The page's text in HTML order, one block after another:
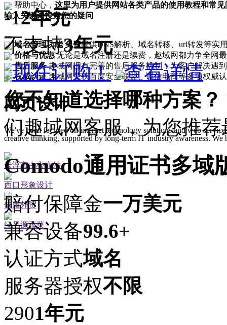
帮助中心， 这里为用户提供网站各类产品的使用教程和常
输入关键词搜索您的疑问
域名管理功能 免费提供DNS解析、域名转移、url转发等实
价格与优惠无论是域名注册还是续费，趣域网都力争全网
售后服务趣域网拥有完善的售后服务机制，为客户解决遇
权威认证趣域网荣获百度安全联盟、诚信电商等多项权威
网页设计
We've been focused on internet technology solutions and web
creative thinking, supported by long-term IT industry awareness.
云浮市中心血站
西口形象设计
依露外贸
绿品源蔬菜
-12年元
不支持3年元
现在订购！
查看详情
您不知道选择哪种方案？
们趣域网客服，为您推
Comodo通用证书多域
赔付保障金一万美元
兼容设备99.6+
认证方式域名
服务器授权不限
2901年元